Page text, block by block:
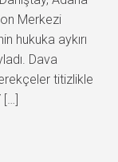
Merkezi
hukuka aykırı
Dava
titizlikle
[…]